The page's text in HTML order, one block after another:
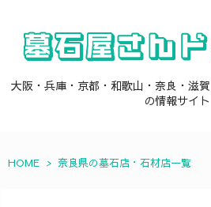
大阪・兵庫・京都・和歌山・奈良・滋
の情報サイト
HOME > 奈良県の墓石店・石材店一覧